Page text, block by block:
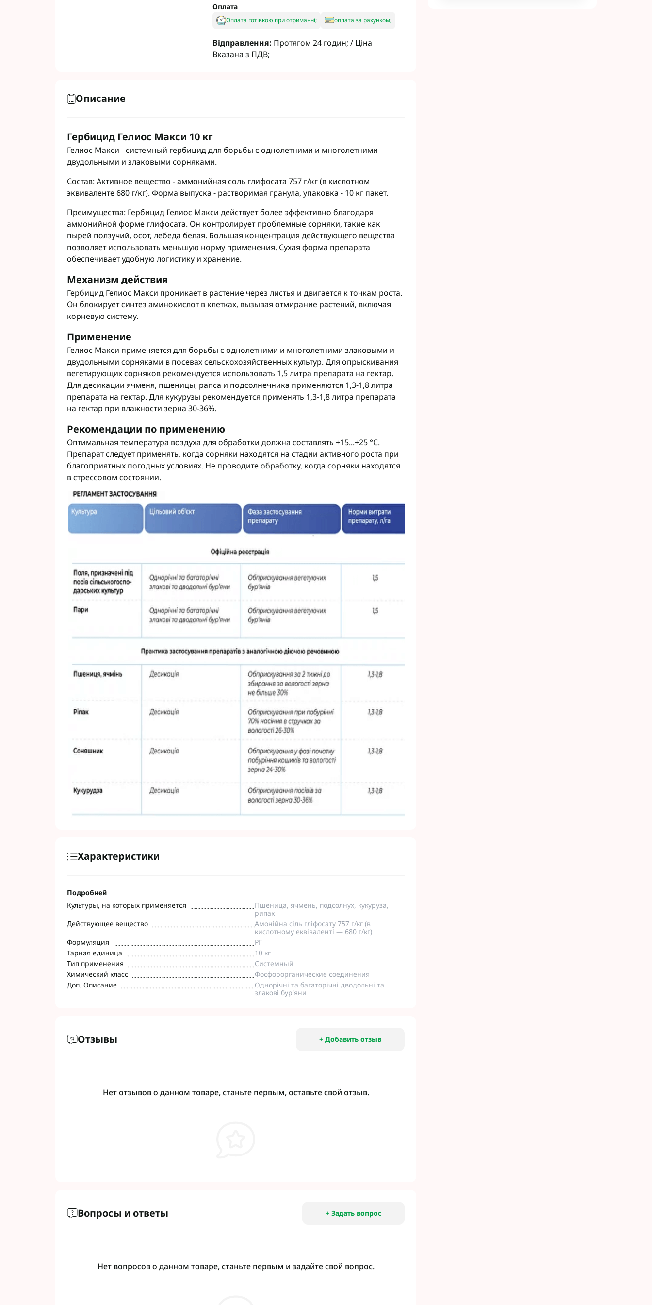
Семена рапса Лембке
Семена рапса Caussade
Гербициды Бест
Гербициды Укравит
Гербициды Химагромаркетинг
Фунгициды для Картофеля
Фунгициды Для Овощей
Фунгициды Для Чеснока
Фунгициды Для садов
Контактные фунгициды
Системные фунгициды
Фунгициды АХТ
Фунгициды Corteva
Фунгициды Альфа Смарт Агро
Фунгициды Пест ЮА
Фунгициды Химагромаркетинг
Фунгициды BASF
Фунгициды BAYER
Фунгициды Syngenta
Микроудобрения для пшеницы
Удобрения для Свеклы
Микроудобрения Life Force
Ukraine
Микроудобрения StimOrganic
Микроудобрения Humintech
Микроудобрения NERTUS
Микроудобрения Укравит
Оплата
Оплата готівкою при отриманні; оплата за рахунком;
Відправлення: Протягом 24 годин; / Ціна
Вказана з ПДВ;
Описание
Гербицид Гелиос Макси 10 кг
Гелиос Макси - системный гербицид для борьбы с однолетними и многолетними
двудольными и злаковыми сорняками.
Состав: Активное вещество - аммонийная соль глифосата 757 г/кг (в кислотном
эквиваленте 680 г/кг). Форма выпуска - растворимая гранула, упаковка - 10 кг пакет.
Преимущества: Гербицид Гелиос Макси действует более эффективно благодаря
аммонийной форме глифосата. Он контролирует проблемные сорняки, такие как
пырей ползучий, осот, лебеда белая. Большая концентрация действующего вещества
позволяет использовать меньшую норму применения. Сухая форма препарата
обеспечивает удобную логистику и хранение.
Механизм действия
Гербицид Гелиос Макси проникает в растение через листья и двигается к точкам роста.
Он блокирует синтез аминокислот в клетках, вызывая отмирание растений, включая
корневую систему.
Применение
Гелиос Макси применяется для борьбы с однолетними и многолетними злаковыми и
двудольными сорняками в посевах сельскохозяйственных культур. Для опрыскивания
вегетирующих сорняков рекомендуется использовать 1,5 литра препарата на гектар.
Для десикации ячменя, пшеницы, рапса и подсолнечника применяются 1,3-1,8 литра
препарата на гектар. Для кукурузы рекомендуется применять 1,3-1,8 литра препарата
на гектар при влажности зерна 30-36%.
Рекомендации по применению
Оптимальная температура воздуха для обработки должна составлять +15...+25 °C.
Препарат следует применять, когда сорняки находятся на стадии активного роста при
благоприятных погодных условиях. Не проводите обработку, когда сорняки находятся
в стрессовом состоянии.
Характеристики
Подробней
Культуры, на которых применяется
Пшеница, ячмень, подсолнух, кукуруза,
рипак
Действующее вещество
Амонійна сіль гліфосату 757 г/кг (в
кислотному еквіваленті — 680 г/кг)
Формуляция
РГ
Тарная единица
10 кг
Тип применения
Системный
Химический класс
Фосфорорганические соединения
Доп. Описание
Однорічні та багаторічні дводольні та
злакові бур'яни
Отзывы + Добавить отзыв
Нет отзывов о данном товаре, станьте первым, оставьте свой отзыв.
Вопросы и ответы + Задать вопрос
Нет вопросов о данном товаре, станьте первым и задайте свой вопрос.